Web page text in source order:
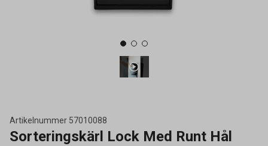
Artikelnummer 57010088
Sorteringskärl Lock Med Runt Hål